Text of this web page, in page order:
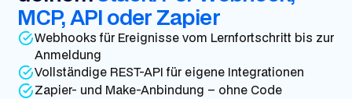
MCP, API oder Zapier
Webhooks für Ereignisse vom Lernfortschritt bis zur
Anmeldung
Vollständige REST-API für eigene Integrationen
Zapier- und Make-Anbindung – ohne Code